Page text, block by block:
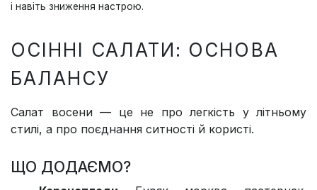
і навіть зниження настрою.
ОСІННІ САЛАТИ: ОСНОВА
БАЛАНСУ
Салат восени — це не про легкість у літньому
стилі, а про поєднання ситності й користі.
ЩО ДОДАЄМО?